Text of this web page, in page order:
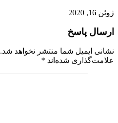
ژوئن 16, 2020
ارسال پاسخ
نشانی ایمیل شما منتشر نخواهد شد.
علامت‌گذاری شده‌اند *